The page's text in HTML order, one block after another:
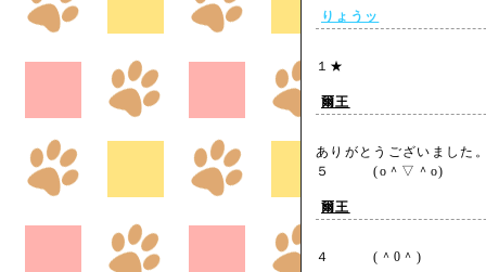
りょうッ
１★
爾王
ありがとうございました
５ (o＾▽＾o)
爾王
４ (＾0＾)